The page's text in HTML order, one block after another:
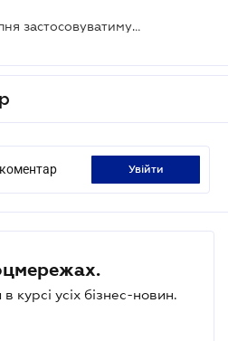
Графіки відключень 17 липня застосовуватимуть увесь день (ОНОВЛЕНО)
увійти
курсі усіх бізнес-новин.